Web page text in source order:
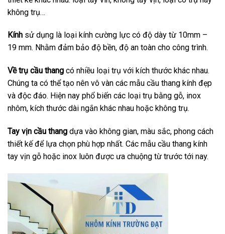
không trụ…
Kính sử dụng là loại kính cường lực có độ dày từ 10mm –
19 mm. Nhằm đảm bảo độ bền, độ an toàn cho công trình.
Về trụ cầu thang có nhiều loại trụ với kích thước khác nhau.
Chúng ta có thể tạo nên vô vàn các mẫu cầu thang kính đẹp
và độc đáo. Hiện nay phổ biến các loại trụ bằng gỗ, inox
nhôm, kích thước dài ngắn khác nhau hoặc không trụ.
Tay vịn cầu thang dựa vào không gian, màu sắc, phong cách
thiết kế để lựa chọn phù hợp nhất. Các mẫu cầu thang kính
tay vịn gỗ hoặc inox luôn được ưa chuộng từ trước tới nay.